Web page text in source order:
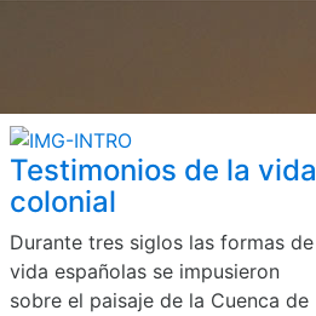
Testimonios de la vida
colonial
Durante tres siglos las formas de
vida españolas se impusieron
sobre el paisaje de la Cuenca de